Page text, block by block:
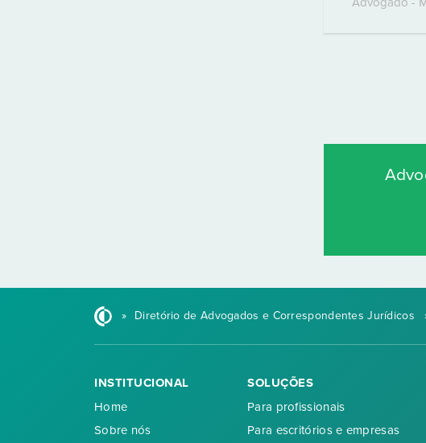
» Diretório de Advogados e Correspondentes Jurídicos
INSTITUCIONAL
Home
Sobre nós
SOLUÇÕES
Para profissionais
Para escritórios e empresas